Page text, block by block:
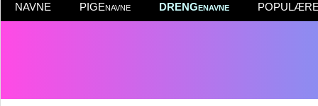
NAVNE PIGEnavne DRENGenavne POPULÆRE